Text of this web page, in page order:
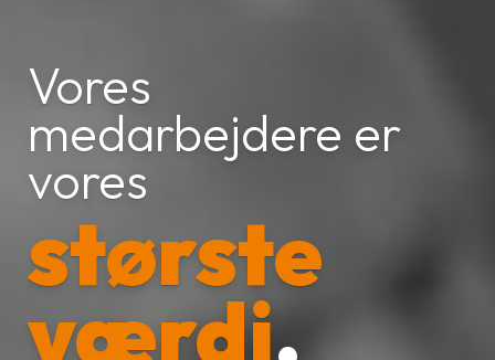
Vores
medarbejdere er
vores
største
værdi.